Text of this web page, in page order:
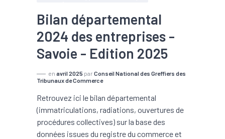
Bilan départemental
2024 des entreprises -
Savoie - Edition 2025
en avril 2025 par Conseil National des Greffiers des
Tribunaux de Commerce
Retrouvez ici le bilan départemental
(immatriculations, radiations, ouvertures de
procédures collectives) sur la base des
données issues du registre du commerce et